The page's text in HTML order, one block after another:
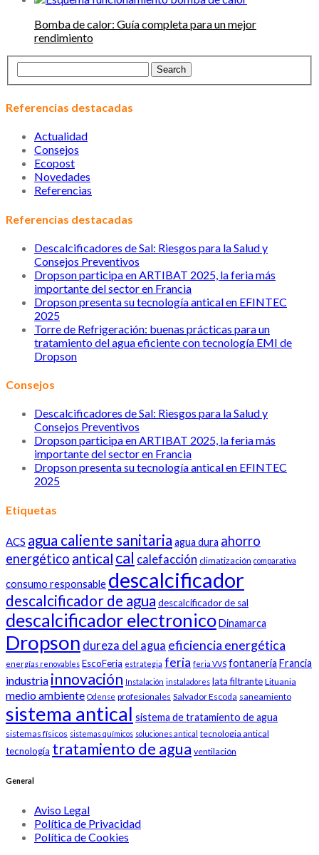
Bomba de calor: Guía completa para un mejor
rendimiento
Referencias destacadas
Actualidad
Consejos
Ecopost
Novedades
Referencias
Referencias destacadas
Descalcificadores de Sal: Riesgos para la Salud y
Consejos Preventivos
Dropson participa en ARTIBAT 2025, la feria más
importante del sector en Francia
Dropson presenta su tecnología antical en EFINTEC
2025
Torre de Refrigeración: buenas prácticas para un
tratamiento del agua eficiente con tecnología EMI de
Dropson
Consejos
Descalcificadores de Sal: Riesgos para la Salud y
Consejos Preventivos
Dropson participa en ARTIBAT 2025, la feria más
importante del sector en Francia
Dropson presenta su tecnología antical en EFINTEC
2025
Etiquetas
ACS agua caliente sanitaria agua dura ahorro
energético antical cal calefacción climatización comparativa
consumo responsable descalcificador
descalcificador de agua descalcificador de sal
descalcificador electronicoDinamarca
Dropson dureza del agua eficiencia energética
energías renovables EscoFeria estrategia feria feria VVS fontanería Francia
industria innovación Instalación instaladores lata filtrante Lituania
medio ambiente Odense profesionales Salvador Escoda saneamiento
sistema antical sistema de tratamiento de agua
sistemas físicos sistemas químicos soluciones antical tecnologia antical
tecnología tratamiento de agua ventilación
General
Aviso Legal
Política de Privacidad
Política de Cookies